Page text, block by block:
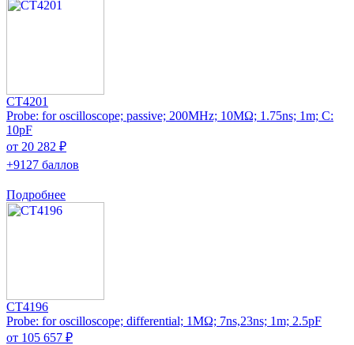
CT4201
Probe: for oscilloscope; passive; 200MHz; 10MΩ; 1.75ns; 1m; C:
10pF
от 20 282 ₽
+9127 баллов
Подробнее
CT4196
Probe: for oscilloscope; differential; 1MΩ; 7ns,23ns; 1m; 2.5pF
от 105 657 ₽